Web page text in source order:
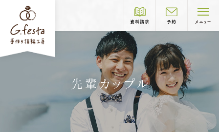
資料請求 予約 メニュー
制作コース紹介
COURSE
先輩カップル